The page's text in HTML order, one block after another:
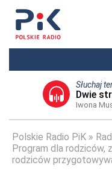
Słuchaj
Dwie
Iwona
Polskie Radio PiK
Program dla rodziców,
rodziców